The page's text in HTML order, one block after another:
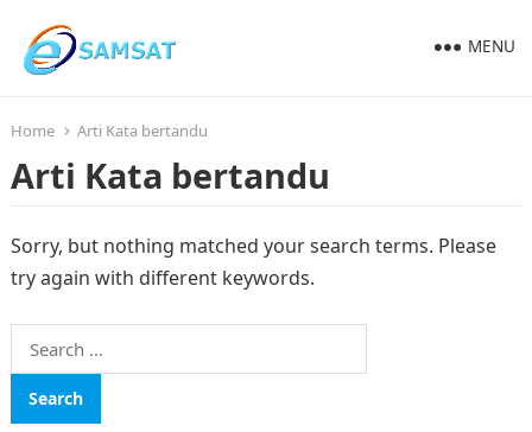
MENU
Home Arti Kata bertandu
Arti Kata bertandu
Sorry, but nothing matched your search terms. Please
try again with different keywords.
Search
for: